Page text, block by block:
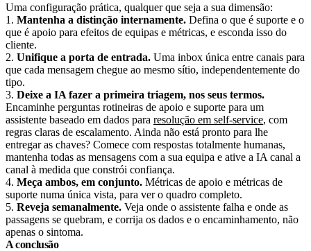
Uma configuração prática, qualquer que seja a sua dimensão:
1. Mantenha a distinção internamente. Defina o que é suporte e o
que é apoio para efeitos de equipas e métricas, e esconda isso do
cliente.
2. Unifique a porta de entrada. Uma inbox única entre canais para
que cada mensagem chegue ao mesmo sítio, independentemente do
tipo.
3. Deixe a IA fazer a primeira triagem, nos seus termos.
Encaminhe perguntas rotineiras de apoio e suporte para um
assistente baseado em dados para resolução em self-service, com
regras claras de escalamento. Ainda não está pronto para lhe
entregar as chaves? Comece com respostas totalmente humanas,
mantenha todas as mensagens com a sua equipa e ative a IA canal a
canal à medida que constrói confiança.
4. Meça ambos, em conjunto. Métricas de apoio e métricas de
suporte numa única vista, para ver o quadro completo.
5. Reveja semanalmente. Veja onde o assistente falha e onde as
passagens se quebram, e corrija os dados e o encaminhamento, não
apenas o sintoma.
A conclusão